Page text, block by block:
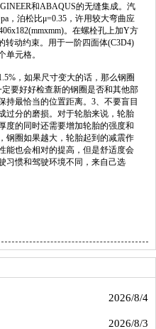
和ABAQUS的无缝集成。汽
，泊松比μ=0.35，许用较大弯曲应
。在螺栓孔上加Y方
转动约束。用于一阶四面体(C3D4)
单元格。
，如果尺寸变大的话，那么钢圈
要好好检查新的钢圈是否和其他部
持最恰当的位置距离。3、不要盲目
过分的磨损。对于轮胎来说，轮胎
度的同时还需要增加轮胎的强度和
钢圈如果越大，轮胎起到的减震作
能也会相对的提高，但是舒适度会
习惯和驾驶环境不同，来自己选
2026/8/4
2026/8/3